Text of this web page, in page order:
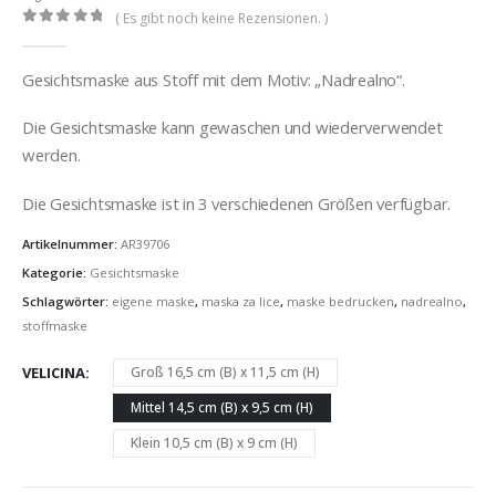
( Es gibt noch keine Rezensionen. )
Gesichtsmaske aus Stoff mit dem Motiv: „Nadrealno“.
Die Gesichtsmaske kann gewaschen und wiederverwendet
werden.
Die Gesichtsmaske ist in 3 verschiedenen Größen verfügbar.
Artikelnummer: AR39706
Kategorie: Gesichtsmaske
Schlagwörter: eigene maske, maska za lice, maske bedrucken, nadrealno,
stoffmaske
VELICINA
Groß 16,5 cm (B) x 11,5 cm (H)
Mittel 14,5 cm (B) x 9,5 cm (H)
Klein 10,5 cm (B) x 9 cm (H)